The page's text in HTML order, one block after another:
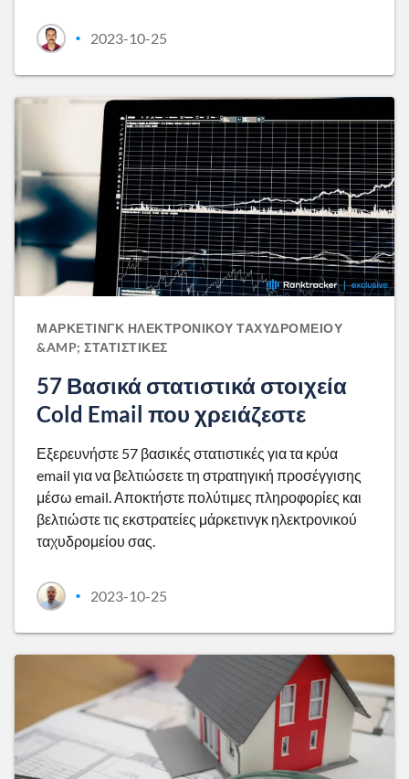
• 2023-10-25
ΜΆΡΚΕΤΙΝΓΚ ΗΛΕΚΤΡΟΝΙΚΟΎ ΤΑΧΥΔΡΟΜΕΊΟΥ
&AMP; ΣΤΑΤΙΣΤΙΚΈΣ
57 Βασικά στατιστικά στοιχεία
Cold Email που χρειάζεστε
Εξερευνήστε 57 βασικές στατιστικές για τα κρύα
email για να βελτιώσετε τη στρατηγική προσέγγισης
μέσω email. Αποκτήστε πολύτιμες πληροφορίες και
βελτιώστε τις εκστρατείες μάρκετινγκ ηλεκτρονικού
ταχυδρομείου σας.
• 2023-10-25